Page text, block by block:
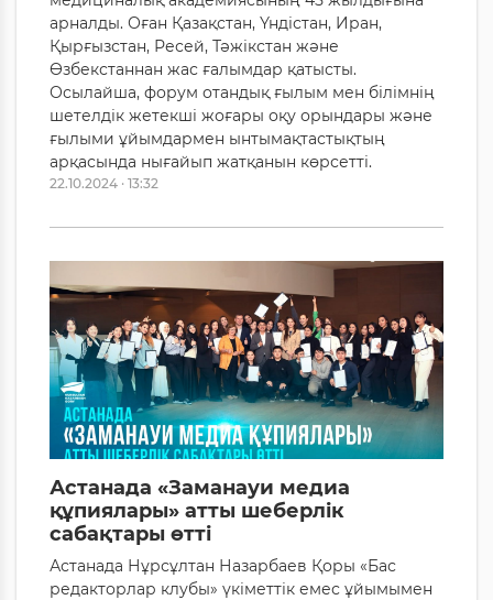
арналды. Оған Қазақстан, Үндістан, Иран,
Қырғызстан, Ресей, Тәжікстан және
Өзбекстаннан жас ғалымдар қатысты.
Осылайша, форум отандық ғылым мен білімнің
шетелдік жетекші жоғары оқу орындары және
ғылыми ұйымдармен ынтымақтастықтың
арқасында нығайып жатқанын көрсетті.
22.10.2024 · 13:32
Астанада «Заманауи медиа
құпиялары» атты шеберлік
сабақтары өтті
Астанада Нұрсұлтан Назарбаев Қоры «Бас
редакторлар клубы» үкіметтік емес ұйымымен